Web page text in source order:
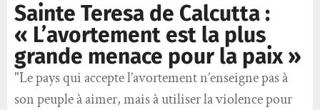
Sainte Teresa de Calcutta :
« L’avortement est la plus
grande menace pour la paix »
"Le pays qui accepte l’avortement n’enseigne pas à
son peuple à aimer, mais à utiliser la violence pour